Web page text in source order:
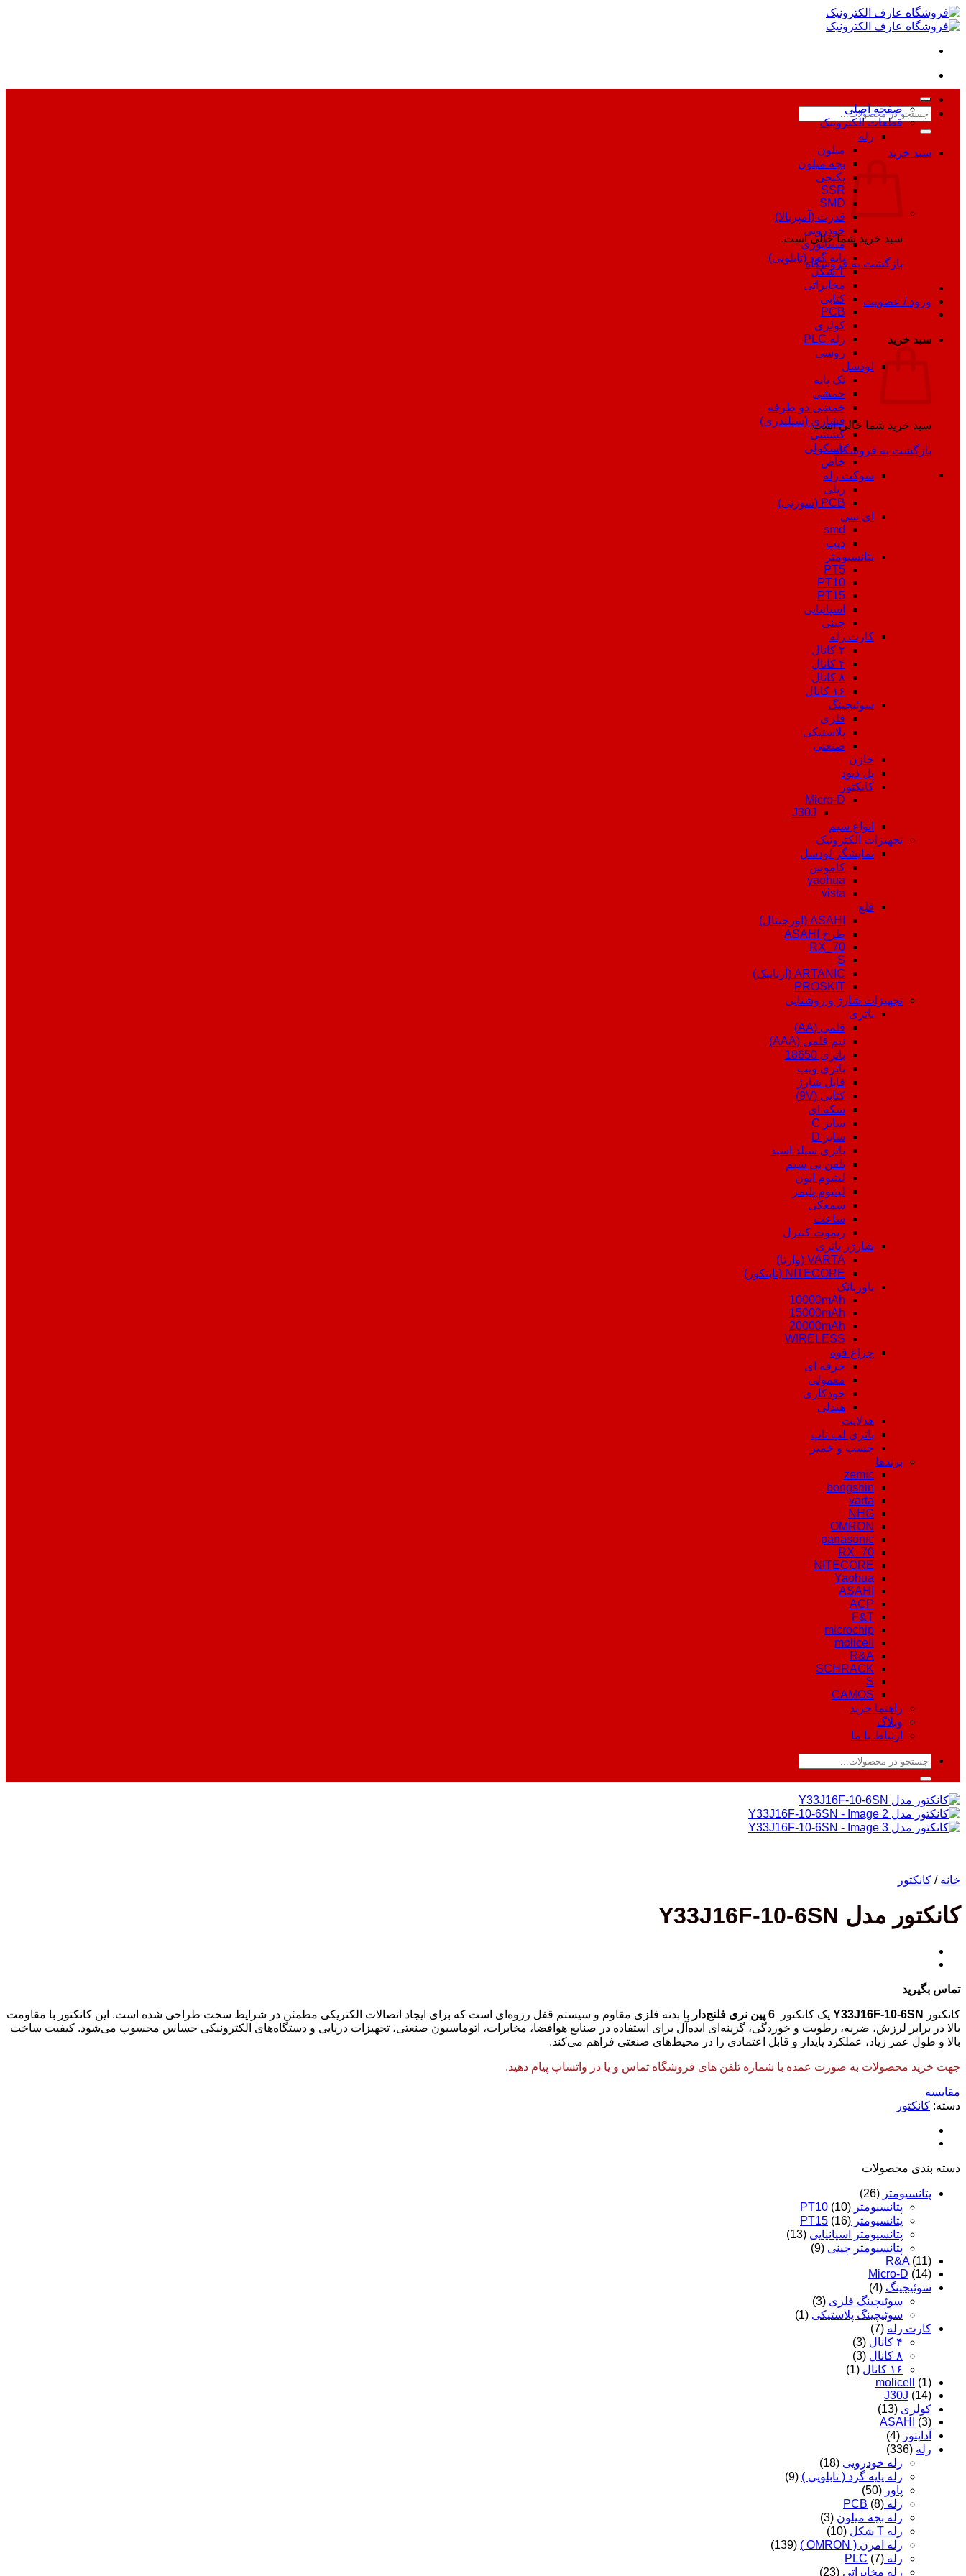
Skip
to
content
جستجو
برای:
سبد خرید
سبد خرید شما خالی است.
بازگشت به فروشگاه
ورود / عضویت
سبد خرید
سبد خرید شما خالی است.
بازگشت به فروشگاه
صفحه اصلی
قطعات الکترونیک
رله
میلون
بچه میلون
پکیجی
SSR
SMD
قدرت (آمپربالا)
خودرویی
مینیاتوری
پایه گرد (تابلویی)
T شکل
مخابراتی
کتابی
PCB
کولری
رله PLC
روسی
لودسل
تک پایه
خمشی
خمشی دو طرفه
فشاری (سیلندری)
کششی
باسکولی
خاص
سوکت رله
ریلی
PCB (سوزنی)
ای سی
smd
دیپ
پتانسیومتر
PT5
PT10
PT15
اسپانیایی
چینی
کارت رله
۲ کانال
۴ کانال
۸ کانال
۱۶ کانال
سوئیچینگ
فلزی
پلاستیکی
صنعتی
خازن
پل دیود
کانکتور
Micro-D
J30J
انواع سیم
تجهیزات الکترونیک
نمایشگر لودسل
کاموس
yaohua
vista
قلع
ASAHI (اورجینال)
طرح ASAHI
RX_70
S
ARTANIC (آرتانیک)
PROSKIT
تجهیزات شارژ و روشنایی
باتری
قلمی (AA)
نیم قلمی (AAA)
باتری 18650
باتری ویپ
قابل شارژ
کتابی (9V)
سکه ای
سایز C
سایز D
باتری سیلد اسید
تلفن بی سیم
لیتیوم ایون
لیتیوم پلیمر
سمعکی
ساعت
ریموت کنترل
شارژر باتری
VARTA (وارتا)
NITECORE (نایتکور)
پاوربانک
10000mAh
15000mAh
20000mAh
WIRELESS
چراغ قوه
حرفه ای
معمولی
خودکاری
هندلی
هدلایت
باتری لپ تاپ
چسب و خمیر
برندها
zemic
bongshin
varta
NHG
OMRON
panasonic
RX_70
NITECORE
Yaohua
ASAHI
ACP
F&T
microchip
molicell
R&A
SCHRACK
S
CAMOS
راهنما خرید
وبلاگ
ارتباط با ما
جستجو
خانه / کانکتور
کانکتور مدل Y33J16F-10-6SN
تماس بگیرید
کانکتور Y33J16F-10-6SN یک کانکتور 6 پین نری فلنج‌دار
با بدنه فلزی مقاوم و سیستم قفل رزوه‌ای است که برای ایجاد اتصالات الکتریکی مطمئن در شرایط سخت طراحی شده است. این کانکتور با مقاومت
بالا در برابر لرزش، ضربه، رطوبت و خوردگی، گزینه‌ای ایده‌آل برای استفاده در صنایع هوافضا، مخابرات، اتوماسیون صنعتی، تجهیزات دریایی و دستگاه‌های الکترونیکی حساس محسوب می‌شود. کیفیت ساخت
بالا و طول عمر زیاد، عملکرد پایدار و قابل اعتمادی را در محیط‌های صنعتی فراهم می‌کند.
جهت خرید محصولات به صورت عمده با شماره تلفن های فروشگاه تماس و یا در واتساپ پیام دهید.
مقایسه
دسته: کانکتور
دسته‌ بندی محصولات
پتانسیومتر (26)
پتانسیومتر PT10 (10)
پتانسیومتر PT15 (16)
پتانسیومتر اسپانیایی (13)
پتانسیومتر چینی (9)
R&A (11)
Micro-D (14)
سوئیچینگ (4)
سوئیچینگ فلزی (3)
سوئیچینگ پلاستیکی (1)
کارت رله (7)
۴ کانال
(3)
۸ کانال
(3)
۱۶ کانال
(1)
molicell
(1)
J30J (14)
کولری (13)
ASAHI
(3)
آداپتور (4)
رله (336)
رله خودرویی (18)
رله پایه گرد ( تابلویی ) (9)
پاور (50)
رله PCB (8)
رله بچه میلون (3)
رله T شکل
(10)
رله امرن ( OMRON )
(139)
رله PLC (7)
رله مخابراتی (23)